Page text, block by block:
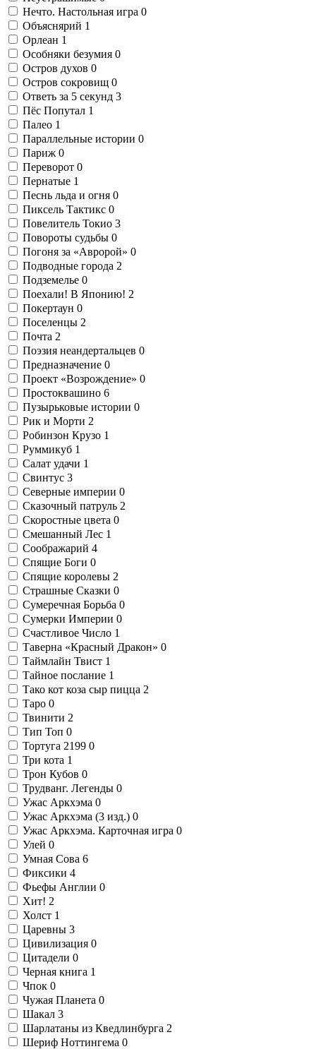
Нечто. Настольная игра 0
Объяснярий 1
Орлеан 1
Особняки безумия 0
Остров духов 0
Остров сокровищ 0
Ответь за 5 секунд 3
Пёс Попутал 1
Палео 1
Параллельные истории 0
Париж 0
Переворот 0
Пернатые 1
Песнь льда и огня 0
Пиксель Тактикс 0
Повелитель Токио 3
Повороты судьбы 0
Погоня за «Авророй» 0
Подводные города 2
Подземелье 0
Поехали! В Японию! 2
Покертаун 0
Поселенцы 2
Почта 2
Поэзия неандертальцев 0
Предназначение 0
Проект «Возрождение» 0
Простоквашино 6
Пузырьковые истории 0
Рик и Морти 2
Робинзон Крузо 1
Руммикуб 1
Салат удачи 1
Свинтус 3
Северные империи 0
Сказочный патруль 2
Скоростные цвета 0
Смешанный Лес 1
Соображарий 4
Спящие Боги 0
Спящие королевы 2
Страшные Сказки 0
Сумеречная Борьба 0
Сумерки Империи 0
Счастливое Число 1
Таверна «Красный Дракон» 0
Таймлайн Твист 1
Тайное послание 1
Тако кот коза сыр пицца 2
Таро 0
Твинити 2
Тип Топ 0
Тортуга 2199 0
Три кота 1
Трон Кубов 0
Трудванг. Легенды 0
Ужас Аркхэма 0
Ужас Аркхэма (3 изд.) 0
Ужас Аркхэма. Карточная игра 0
Улей 0
Умная Сова 6
Фиксики 4
Фьефы Англии 0
Хит! 2
Холст 1
Царевны 3
Цивилизация 0
Цитадели 0
Черная книга 1
Чпок 0
Чужая Планета 0
Шакал 3
Шарлатаны из Кведлинбурга 2
Шериф Ноттингема 0